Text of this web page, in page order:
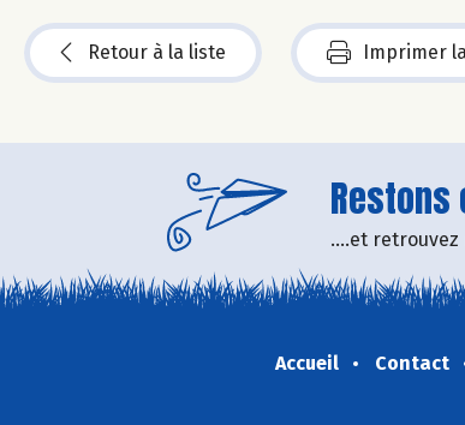
Retour à la liste Imprimer
....et
Accueil Contact